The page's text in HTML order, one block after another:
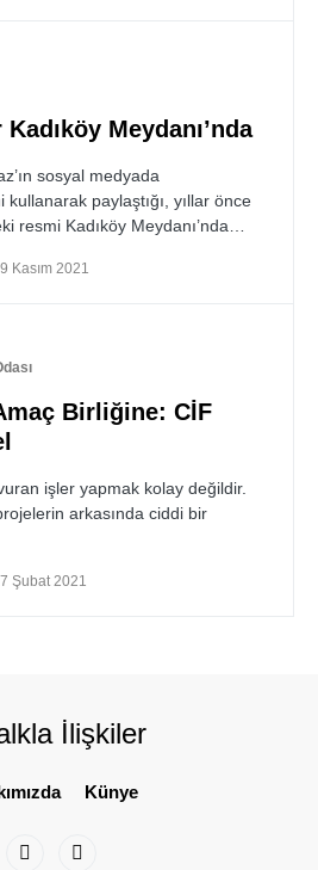
Meydanı’nda
sosyal medyada
paylaştığı, yıllar önce
resmi Kadıköy Meydanı’nda…
Kasım 2021
Birliğine: CİF
işler yapmak kolay değildir.
arkasında ciddi bir
Şubat 2021
Künye